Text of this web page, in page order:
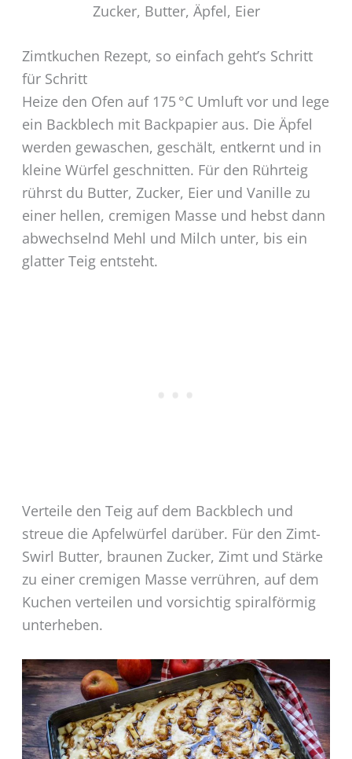
Zucker, Butter, Äpfel, Eier
Zimtkuchen Rezept, so einfach geht’s Schritt
für Schritt
Heize den Ofen auf 175 °C Umluft vor und lege
ein Backblech mit Backpapier aus. Die Äpfel
werden gewaschen, geschält, entkernt und in
kleine Würfel geschnitten. Für den Rührteig
rührst du Butter, Zucker, Eier und Vanille zu
einer hellen, cremigen Masse und hebst dann
abwechselnd Mehl und Milch unter, bis ein
glatter Teig entsteht.
Verteile den Teig auf dem Backblech und
streue die Apfelwürfel darüber. Für den Zimt-
Swirl Butter, braunen Zucker, Zimt und Stärke
zu einer cremigen Masse verrühren, auf dem
Kuchen verteilen und vorsichtig spiralförmig
unterheben.